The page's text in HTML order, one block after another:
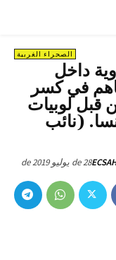
الصحراء الغربية
داخل
في كسر
قبل لوبيات
(نائب
28 de يوليو de 2019